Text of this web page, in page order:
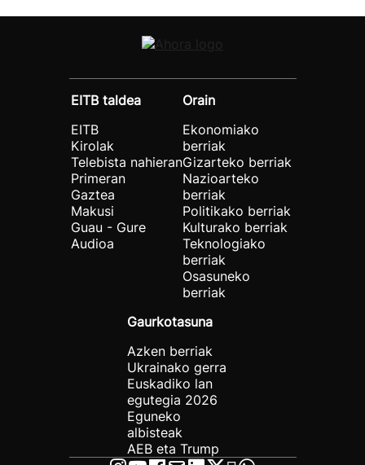
EITB taldea
EITB
Kirolak
Telebista nahieran
Primeran
Gaztea
Makusi
Guau - Gure
Audioa
Orain
Ekonomiako
berriak
Gizarteko berriak
Nazioarteko
berriak
Politikako berriak
Kulturako berriak
Teknologiako
berriak
Osasuneko
berriak
Gaurkotasuna
Azken berriak
Ukrainako gerra
Euskadiko lan
egutegia 2026
Eguneko
albisteak
AEB eta Trump